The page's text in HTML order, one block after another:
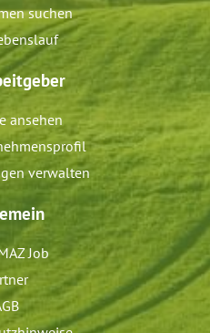
suchen
ansehen
verwalten
Job